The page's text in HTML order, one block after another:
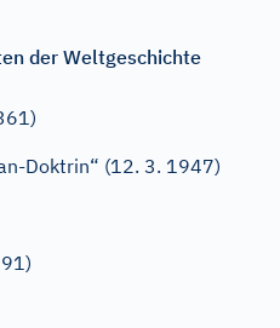
der Weltgeschichte
Doktrin“ (12. 3. 1947)